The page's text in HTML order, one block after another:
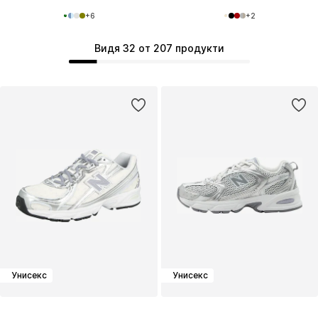
+6 +2
Видя 32 от 207 продукти
Унисекс Унисекс